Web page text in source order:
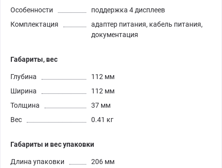
Особенности
поддержка 4 дисплеев
Комплектация
адаптер питания, кабель питания,
документация
Габариты, вес
Глубина
112 мм
Ширина
112 мм
Толщина
37 мм
Вес
0.41 кг
Габариты и вес упаковки
Длина упаковки
206 мм